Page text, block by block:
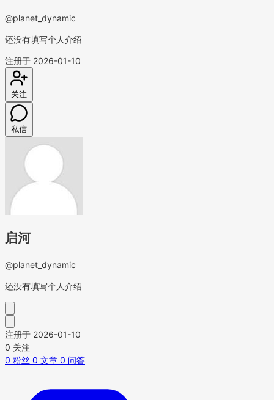
@planet_dynamic
还没有填写个人介绍
注册于 2026-01-10
关注
私信
启河
@planet_dynamic
还没有填写个人介绍
注册于 2026-01-10
0 关注
0 粉丝 0 文章 0 问答